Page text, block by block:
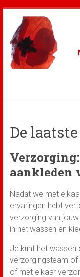
inhoud
De
aankleden
Nadat we met
ervaringen hebt
verzorging van
in het wassen en
Je kunt het wassen
verzorgingsteam of
of met elkaar